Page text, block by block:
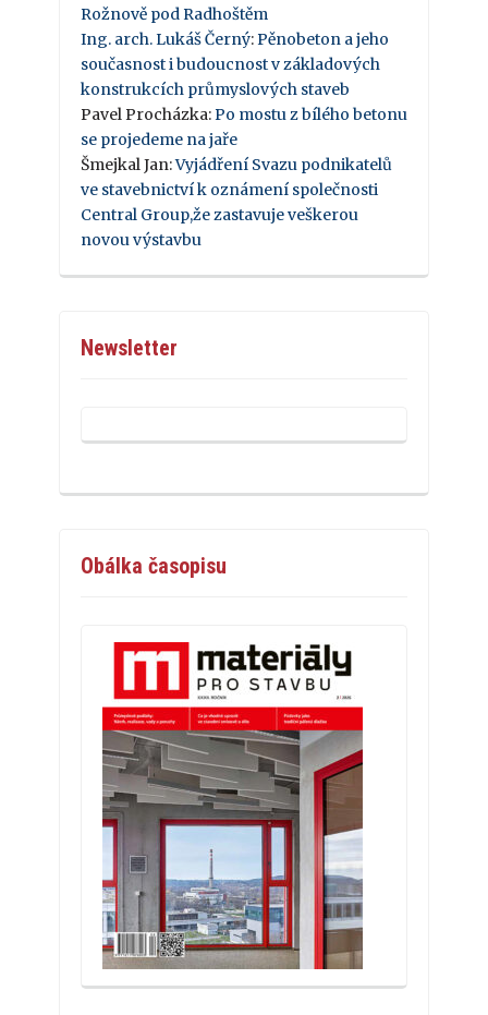
Rožnově pod Radhoštěm
Ing. arch. Lukáš Černý: Pěnobeton a jeho
současnost i budoucnost v základových
konstrukcích průmyslových staveb
Pavel Procházka: Po mostu z bílého betonu
se projedeme na jaře
Šmejkal Jan:Vyjádření Svazu podnikatelů
ve stavebnictví k oznámení společnosti
Central Group,že zastavuje veškerou
novou výstavbu
Newsletter
Obálka časopisu